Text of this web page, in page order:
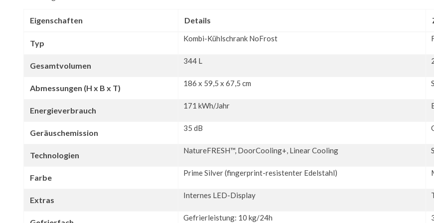
Eigenschaften Details
Typ Kombi-Kühlschrank NoFrost
Gesamtvolumen 344 L
Abmessungen (H x B x T) 186 x 59,5 x 67,5 cm
Energieverbrauch 171 kWh/Jahr
Geräuschemission 35 dB
Technologien NatureFRESH™, DoorCooling+, Linear Cooling
Farbe Prime Silver (fingerprint-resistenter Edelstahl)
Extras Internes LED-Display
Gefrierleistung: 10 kg/24h